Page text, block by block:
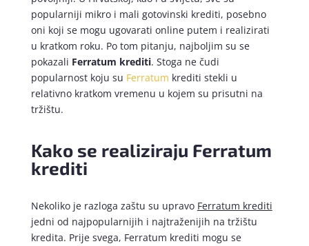
popularniji mikro i mali gotovinski krediti, posebno
oni koji se mogu ugovarati online putem i realizirati
u kratkom roku. Po tom pitanju, najboljim su se
pokazali Ferratum krediti. Stoga ne čudi
popularnost koju su Ferratum krediti stekli u
relativno kratkom vremenu u kojem su prisutni na
tržištu.
Kako se realiziraju Ferratum
krediti
Nekoliko je razloga zaštu su upravo Ferratum krediti
jedni od najpopularnijih i najtraženijih na tržištu
kredita. Prije svega, Ferratum krediti mogu se